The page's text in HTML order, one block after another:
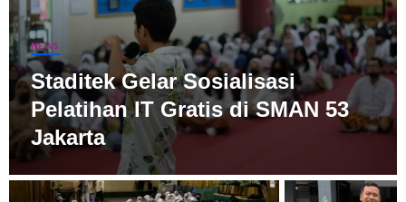
NEWS
Staditek Gelar Sosialisasi
Pelatihan IT Gratis di SMAN 53
Jakarta